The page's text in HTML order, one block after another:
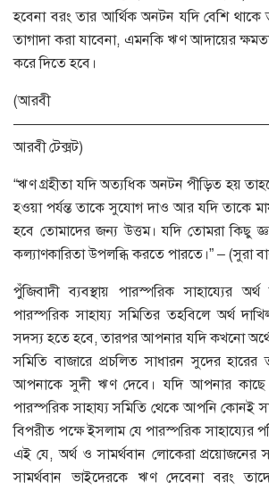
হবেনা বরং তার আর্থিক অনটন যদি বেশি
তাগাদা করা যাবেনা, এমনকি ঋণ আদায়ের
করে দিতে হবে।
(আরবী
আরবী টেক্সট)
“ঋণ গ্রহীতা যদি অত্যধিক অনটন পীড়িত হয়
হওয়া পর্যন্ত তাকে সুযোগ দাও আর যদি তাকে
হবে তোমাদের জন্য উত্তম। যদি তোমরা কিছু
কল্যাণকারিতা উপলব্ধি করতে পারতে।” – (সুরা
পুঁজিবাদী ব্যবস্থায় পারস্পরিক সাহায্যের
পারস্পরিক সাহায্য সমিতির তহবিলে অর্থ
সদস্য হতে হবে, তারপর আপনার যদি কখনো
সমিতি বাজারে প্রচলিত সাধারন সুদের
আপনাকে সুদী ঋণ দেবে। যদি আপনার কাছে
পারস্পরিক সাহায্য সমিতি থেকে আপনি কোনই
বিপরীত পক্ষে ইসলাম যে পারস্পরিক সাহায্যের
এই যে, অর্থ ও সামর্থবান লোকেরা
সামর্থবান ভাইদেরকে ঋণ দেবেনা বরং